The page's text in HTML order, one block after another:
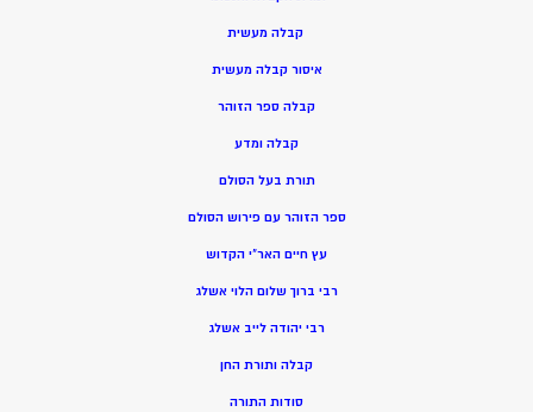
קבלה מעשית
איסור קבלה מעשית
קבלה ספר הזוהר
קבלה ומדע
תורת בעל הסולם
ספר הזוהר עם פירוש הסולם
עץ חיים האר”י הקדוש
רבי ברוך שלום הלוי אשלג
רבי יהודה לייב אשלג
קבלה ותורת החן
סודות התורה